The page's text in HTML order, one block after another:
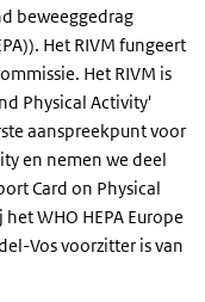
beweeggedrag
Het RIVM fungeert
Het RIVM is
Physical Activity'
aanspreekpunt voor
en nemen we deel
Card on Physical
WHO HEPA Europe
Vos voorzitter is van